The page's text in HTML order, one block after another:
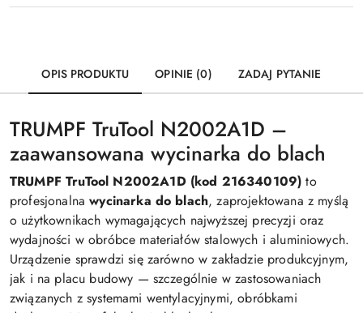
OPIS PRODUKTU OPINIE (0) ZADAJ PYTANIE
TRUMPF TruTool N2002A1D –
zaawansowana wycinarka do blach
TRUMPF TruTool N2002A1D (kod 216340109) to
profesjonalnawycinarka do blach, zaprojektowana z myślą
o użytkownikach wymagających najwyższej precyzji oraz
wydajności w obróbce materiałów stalowych i aluminiowych.
Urządzenie sprawdzi się zarówno w zakładzie produkcyjnym,
jak i na placu budowy — szczególnie w zastosowaniach
związanych z systemami wentylacyjnymi, obróbkami